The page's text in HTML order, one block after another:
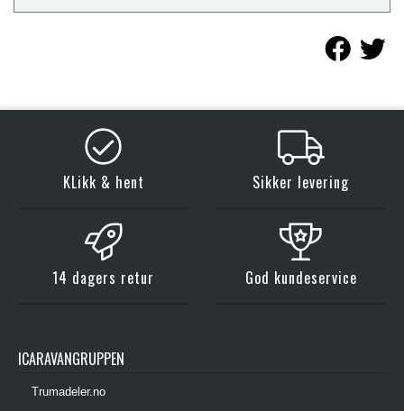
KLikk & hent Sikker levering
14 dagers retur God kundeservice
ICARAVANGRUPPEN
Trumadeler.no